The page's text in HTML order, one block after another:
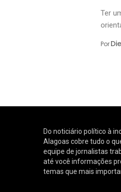
Ter
Por
Do noticiário político à
Alagoas cobre tudo o
equipe de jornalistas
até você informações
temas que mais